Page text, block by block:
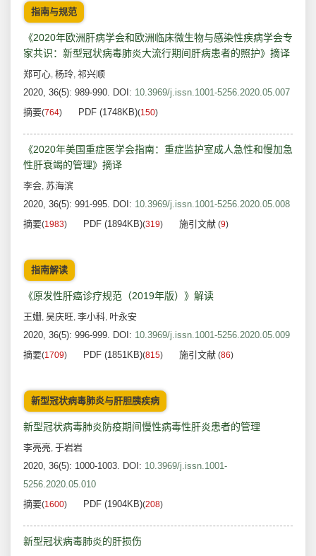
指南与规范
《2020年欧洲肝病学会和欧洲临床微生物与感染性疾病学会专
家共识：新型冠状病毒肺炎大流行期间肝病患者的照护》摘译
郑可心, 杨玲, 祁兴顺
2020, 36(5): 989-990. DOI: 10.3969/j.issn.1001-5256.2020.05.007
摘要(764) PDF (1748KB)(150)
《2020年美国重症医学会指南：重症监护室成人急性和慢加急
性肝衰竭的管理》摘译
李会, 苏海滨
2020, 36(5): 991-995. DOI: 10.3969/j.issn.1001-5256.2020.05.008
摘要(1983) PDF (1894KB)(319) 施引文献 (9)
指南解读
《原发性肝癌诊疗规范（2019年版）》解读
王姗, 吴庆旺, 李小科, 叶永安
2020, 36(5): 996-999. DOI: 10.3969/j.issn.1001-5256.2020.05.009
摘要(1709) PDF (1851KB)(815) 施引文献 (86)
新型冠状病毒肺炎与肝胆胰疾病
新型冠状病毒肺炎防疫期间慢性病毒性肝炎患者的管理
李亮亮, 于岩岩
2020, 36(5): 1000-1003. DOI: 10.3969/j.issn.1001-
5256.2020.05.010
摘要(1600) PDF (1904KB)(208)
新型冠状病毒肺炎的肝损伤